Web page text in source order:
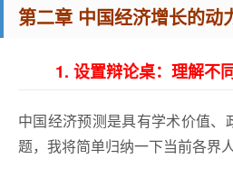
第二章 中国经济增长的动
1. 设置辩论桌：理解不
中国经济预测是具有学术价值、
题，我将简单归纳一下当前各界